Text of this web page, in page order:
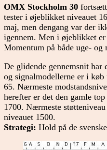
OMX Stockholm 30
tester i øjeblikket niveauet
maj, men dengang var der
igennem. Men i øjeblikket
Momentum på både uge- og
De glidende gennemsnit har
og signalmodellerne er i
65. Nærmeste
herefter er det den gamle
1700. Nærmeste
niveauet 1500.
Strategi: Hold på de